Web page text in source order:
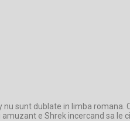
sunt dublate in limba romana.
e Shrek incercand sa le